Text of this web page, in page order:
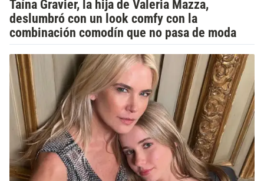
Taína Gravier, la hija de Valeria Mazza,
deslumbró con un look comfy con la
combinación comodín que no pasa de moda